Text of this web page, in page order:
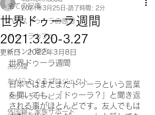
全ての記事
バースドゥーラの感想
ドゥーラカフェ
イベント案内
糸の環
ながらたぐるプロジェクト
ドゥーラサービス
外国籍ご家族サポート
世界ドゥーラ週間
2021.3.20-3.27
2021年3月25日 読了時間: 2分
更新日：2022年3月8日
世界ドゥーラ週間
日本ではまだまだドゥーラという言葉
を聞いても、「ドゥーラ？」と聞き返
される事がほとんどです。友人でもは